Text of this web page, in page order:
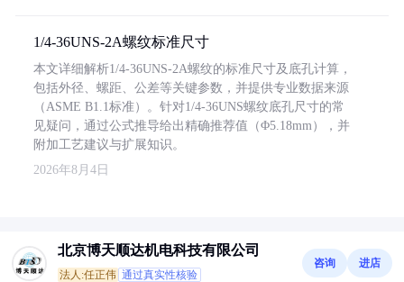
1/4-36UNS-2A螺纹标准尺寸
本文详细解析1/4-36UNS-2A螺纹的标准尺寸及底孔计算，
包括外径、螺距、公差等关键参数，并提供专业数据来源
（ASME B1.1标准）。针对1/4-36UNS螺纹底孔尺寸的常
见疑问，通过公式推导给出精确推荐值（Φ5.18mm），并
附加工艺建议与扩展知识。
2026年8月4日
北京博天顺达机电科技有限公司
法人:任正伟 通过真实性核验
咨询 进店